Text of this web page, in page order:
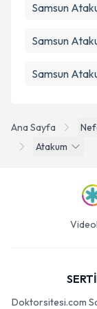
Ana Sayfa
Atakum
Samsun
Samsun
Samsun
Doktorsitesi.com